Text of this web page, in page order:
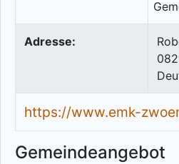
Adresse:
https://www.emk-
Gemeindeangebot